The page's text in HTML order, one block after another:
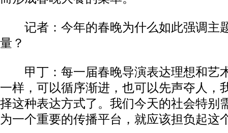
记者：今年的春晚为什么如此强调主
量？
甲丁：每一届春晚导演表达理想和艺
一样，可以循序渐进，也可以先声夺人，
择这种表达方式了。我们今天的社会特别
为一个重要的传播平台，就应该担负起这